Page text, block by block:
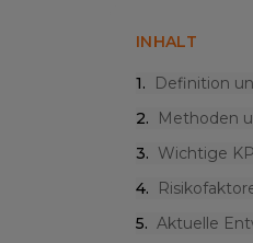
INHALT
1.
Definition
2.
Methoden
3. Wichtige
4.
5. Aktuelle